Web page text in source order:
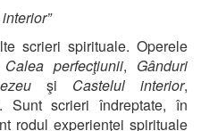
scrieri spirituale. Operele
Calea perfecţiunii, Gânduri
şi Castelul interior,
Sunt scrieri îndreptate, în
rodul experienţei spirituale